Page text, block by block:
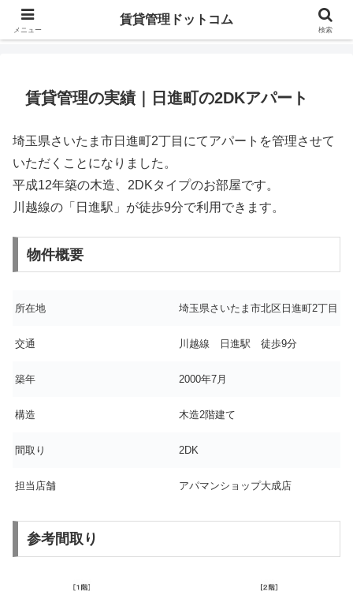
賃貸マンション・アパートの管理と募集ならアップルアパマンにおまかせくだ
賃貸管理の実績｜日進町の2DKアパート
埼玉県さいたま市日進町2丁目にてアパートを管理させて
いただくことになりました。
平成12年築の木造、2DKタイプのお部屋です。
川越線の「日進駅」が徒歩9分で利用できます。
物件概要
所在地 埼玉県さいたま市北区日進町2丁目
交通 川越線 日進駅 徒歩9分
築年 2000年7月
構造 木造2階建て
間取り 2DK
担当店舗 アパマンショップ大成店
参考間取り
メニュー
賃貸管理ドットコム
検索